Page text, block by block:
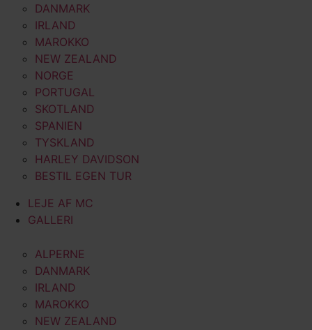
DANMARK
IRLAND
MAROKKO
NEW ZEALAND
NORGE
PORTUGAL
SKOTLAND
SPANIEN
TYSKLAND
HARLEY DAVIDSON
BESTIL EGEN TUR
LEJE AF MC
GALLERI
ALPERNE
DANMARK
IRLAND
MAROKKO
NEW ZEALAND